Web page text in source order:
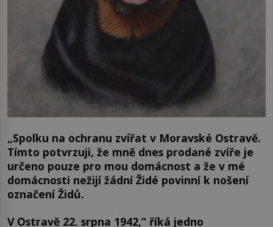
„Spolku na ochranu zvířat v Moravské Ostravě.
Tímto potvrzuji, že mně dnes prodané zvíře je
určeno pouze pro mou domácnost a že v mé
domácnosti nežijí žádní Židé povinní k nošení
označení Židů.
V Ostravě 22. srpna 1942,“ říká jedno